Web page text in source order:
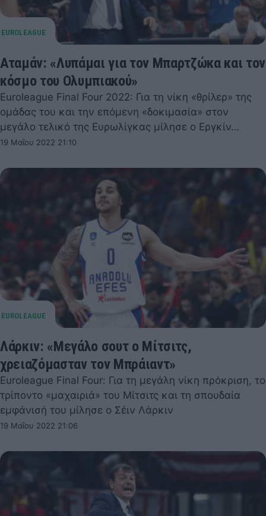
Αταμάν: «Λυπάμαι για τον Μπαρτζώκα και τον
κόσμο του Ολυμπιακού»
Euroleague Final Four 2022: Για τη νίκη «θρίλερ» της
ομάδας του και την επόμενη «δοκιμασία» στον
μεγάλο τελικό της Ευρωλίγκας μίλησε ο Εργκίν…
19 Μαΐου 2022 21:10
Λάρκιν: «Μεγάλο σουτ ο Μίτσιτς,
χρειαζόμασταν τον Μπράιαντ»
Euroleague Final Four: Για τη μεγάλη νίκη πρόκριση, το
τρίποντο «μαχαιριά» του Μίτσιτς και τη σπουδαία
εμφάνισή του μίλησε ο Σέιν Λάρκιν
19 Μαΐου 2022 21:06